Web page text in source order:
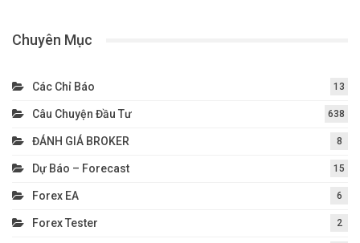
Chuyên Mục
Các Chỉ Báo 13
Câu Chuyện Đầu Tư 638
ĐÁNH GIÁ BROKER 8
Dự Báo – Forecast 15
Forex EA 6
Forex Tester 2